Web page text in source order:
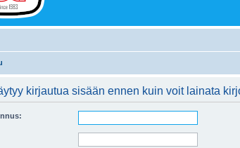
kirjautua sisään ennen kuin voit lainata